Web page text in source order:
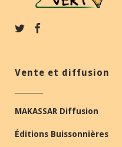
Vente et diffusion
MAKASSAR Diffusion
Éditions Buissonnières